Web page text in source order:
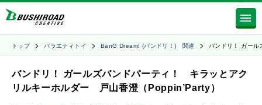
トップ バラエティトイ BanG Dream! (バンドリ！) 関連 バンドリ！ ガー
バンドリ！ ガールズバンドパーティ！ キラッとアク
リルキーホルダー 戸山香澄（Poppin’Party）